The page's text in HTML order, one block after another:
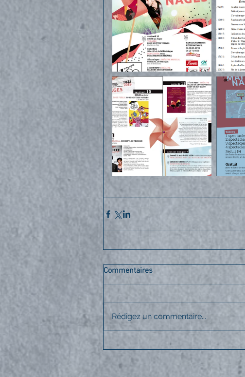
Commentaires
Rédigez un commentaire...